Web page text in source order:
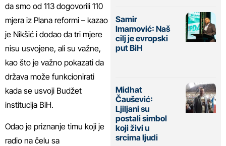
da smo od 113 dogovorili 110
mjera iz Plana reformi – kazao
je Nikšić i dodao da tri mjere
nisu usvojene, ali su važne,
kao što je važno pokazati da
država može funkcionirati
kada se usvoji Budžet
institucija BiH.
Odao je priznanje timu koji je
radio na čelu sa
Samir
Imamović: Naš
cilj je evropski
put BiH
Midhat
Čaušević:
Ljiljani su
postali simbol
koji živi u
srcima ljudi